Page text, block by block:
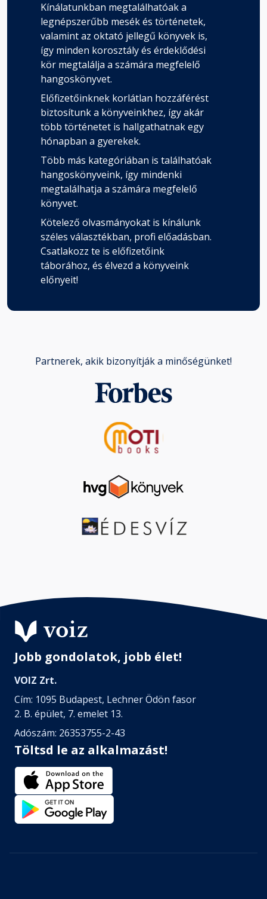
Kínálatunkban megtalálhatóak a
legnépszerűbb mesék és történetek,
valamint az oktató jellegű könyvek is,
így minden korosztály és érdeklődési
kör megtalálja a számára megfelelő
hangoskönyvet.
Előfizetőinknek korlátlan hozzáférést
biztosítunk a könyveinkhez, így akár
több történetet is hallgathatnak egy
hónapban a gyerekek.
Több más kategóriában is találhatóak
hangoskönyveink, így mindenki
megtalálhatja a számára megfelelő
könyvet.
Kötelező olvasmányokat is kínálunk
széles választékban, profi előadásban.
Csatlakozz te is előfizetőink
táborához, és élvezd a könyveink
előnyeit!
Partnerek, akik bizonyítják a minőségünket!
Jobb gondolatok, jobb élet!
VOIZ Zrt.
Cím: 1095 Budapest, Lechner Ödön fasor
2. B. épület, 7. emelet 13.
Adószám: 26353755-2-43
Töltsd le az alkalmazást!